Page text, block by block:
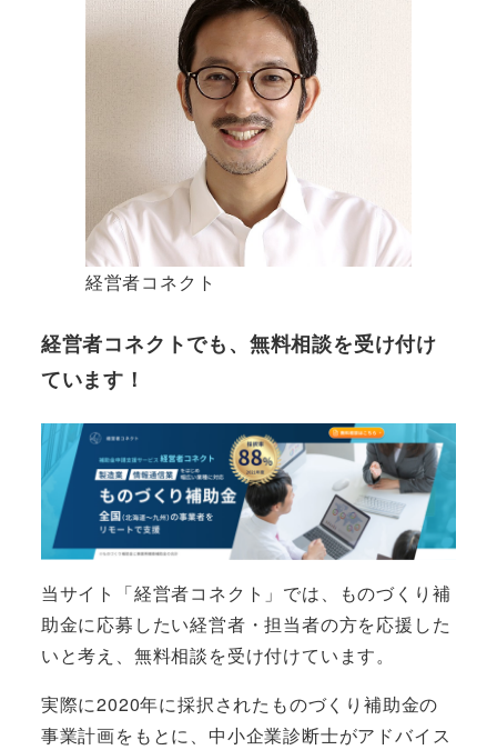
経営者コネクト
経営者コネクトでも、無料相談を受け付け
ています！
当サイト「経営者コネクト」では、
ものづくり補
助金に応募したい経営者・担当者の方を応援した
いと考え、無料相談を受け付けています。
実際に2020年に採択されたものづくり補助金の
事業計画をもとに、中小企業診断士がアドバイス